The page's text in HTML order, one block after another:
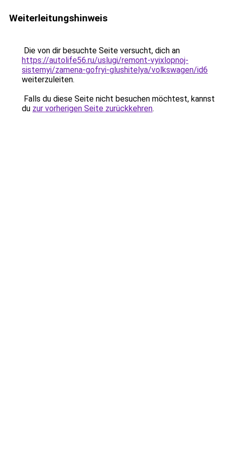
Weiterleitungshinweis
Die von dir besuchte Seite versucht, dich an
https://autolife56.ru/uslugi/remont-vyixlopnoj-
sistemyi/zamena-gofryi-glushitelya/volkswagen/id6
weiterzuleiten.
Falls du diese Seite nicht besuchen möchtest, kannst
du zur vorherigen Seite zurückkehren.